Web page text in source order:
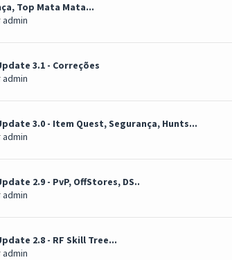
Top Mata Mata...
admin
- 0 de 5 em média
1 23 45
3.1 - Correções
admin
- 0 de 5 em média
1 2345
3.0 - Item Quest, Segurança, Hunts...
admin
- 0 de 5 em média
1 2 345
2.9 - PvP, OffStores, DS..
admin
- 0 de 5 em média
1 2 4 5
2.8 - RF Skill Tree...
admin
- 0 de 5 em média
1 234 5